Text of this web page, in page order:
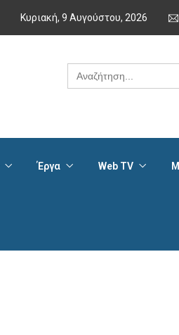
Κυριακή, 9 Αυγούστου, 2026
Search
for:
Έργα Web TV